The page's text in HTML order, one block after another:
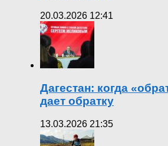
20.03.2026 12:41
Дагестан: когда
дает обратку
13.03.2026 21:35